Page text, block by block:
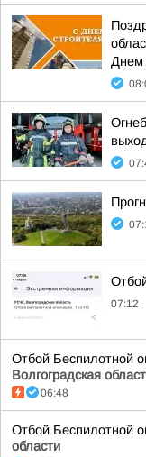
Днем
07:12
Отбой Беспилотной
Волгоградская
06:48
Отбой Беспилотной
области